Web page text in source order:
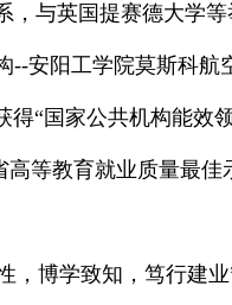
，与英国提赛德大学
--安阳工学院莫斯科航
国家公共机构能效领
高等教育就业质量最
博学致知，笃行建业